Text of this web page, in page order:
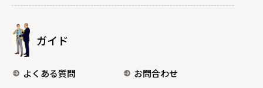
ガイド
よくある質問 お問合わせ